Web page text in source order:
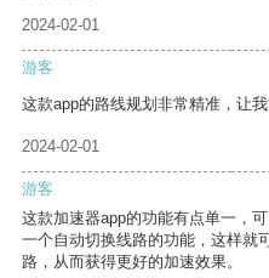
2024-02-01
游客
这款app的路线规划非常精准，让我
2024-02-01
游客
这款加速器app的功能有点单一，
一个自动切换线路的功能，这样就
路，从而获得更好的加速效果。